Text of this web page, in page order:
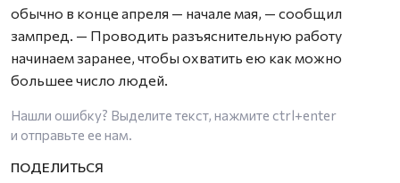
обычно в конце апреля — начале мая, — сообщил
зампред. — Проводить разъяснительную работу
начинаем заранее, чтобы охватить ею как можно
большее число людей.
Нашли ошибку? Выделите текст, нажмите ctrl+enter
и отправьте ее нам.